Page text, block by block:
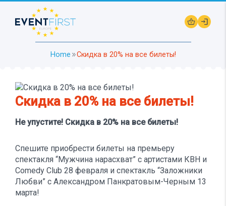
shopping_basket login
Home double_arrowСкидка в 20% на все билеты!
Скидка в 20% на все билеты!
Не упустите! Скидка в 20% на все билеты!
Спешите приобрести билеты на премьеру
спектакля “Мужчина нарасхват” с артистами КВН и
Comedy Club 28 февраля и спектакль “Заложники
Любви” с Александром Панкратовым-Черным 13
марта!